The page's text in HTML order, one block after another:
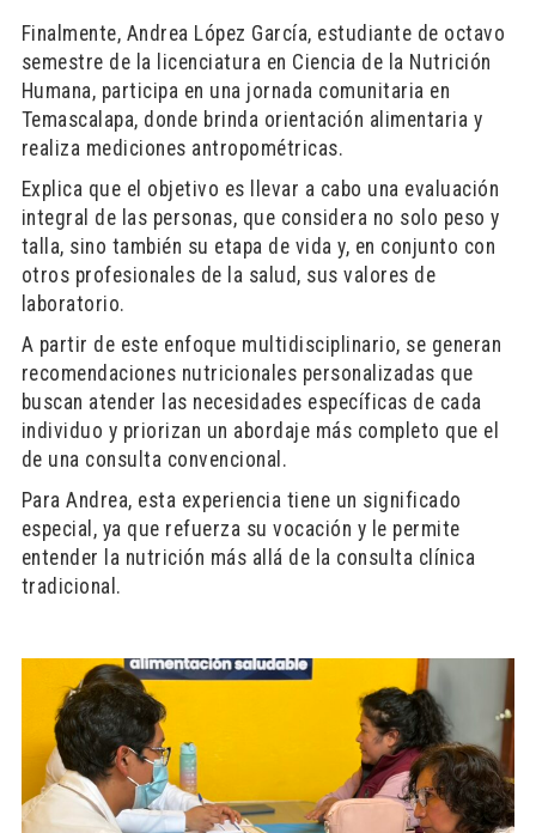
Finalmente, Andrea López García, estudiante de octavo
semestre de la licenciatura en Ciencia de la Nutrición
Humana, participa en una jornada comunitaria en
Temascalapa, donde brinda orientación alimentaria y
realiza mediciones antropométricas.
Explica que el objetivo es llevar a cabo una evaluación
integral de las personas, que considera no solo peso y
talla, sino también su etapa de vida y, en conjunto con
otros profesionales de la salud, sus valores de
laboratorio.
A partir de este enfoque multidisciplinario, se generan
recomendaciones nutricionales personalizadas que
buscan atender las necesidades específicas de cada
individuo y priorizan un abordaje más completo que el
de una consulta convencional.
Para Andrea, esta experiencia tiene un significado
especial, ya que refuerza su vocación y le permite
entender la nutrición más allá de la consulta clínica
tradicional.